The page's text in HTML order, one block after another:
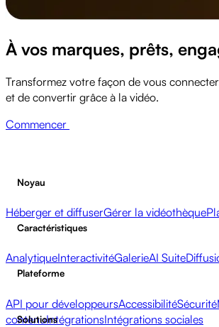
À vos marques, prêts,
Transformez votre façon de vous
et de convertir grâce à la vidéo.
Commencer
Noyau
Héberger et diffuserGérer la vidéothèque
Caractéristiques
AnalytiqueInteractivitéGalerieAI Suite
Plateforme
API pour développeursAccessibilitéSécurité
contenuIntégrationsIntégrations sociales
Solutions